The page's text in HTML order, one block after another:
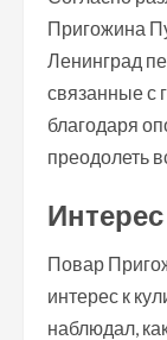
Пригожина
Ленинград
связанные с
благодаря
преодолеть
Повар
интерес к
наблюдал,